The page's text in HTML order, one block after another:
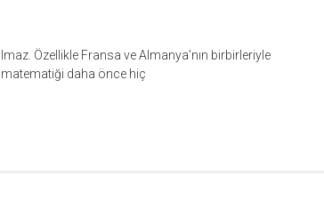
Özellikle Fransa ve Almanya’nın birbirleriyle
matematiği daha önce hiç